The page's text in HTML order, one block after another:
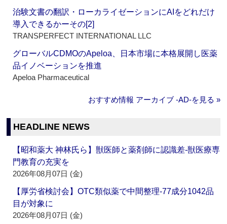
治験文書の翻訳・ローカライゼーションにAIをどれだけ
導入できるかーその[2]
TRANSPERFECT INTERNATIONAL LLC
グローバルCDMOのApeloa、日本市場に本格展開し医薬
品イノベーションを推進
Apeloa Pharmaceutical
おすすめ情報 アーカイブ ‐AD‐を見る »
HEADLINE NEWS
【昭和薬大 神林氏ら】獣医師と薬剤師に認識差‐獣医療専
門教育の充実を
2026年08月07日 (金)
【厚労省検討会】OTC類似薬で中間整理‐77成分1042品
目が対象に
2026年08月07日 (金)